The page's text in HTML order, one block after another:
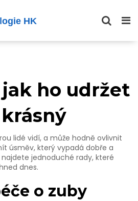
jak ho udržet
lidé vidí, a může hodně ovlivnit
úsměv, který vypadá dobře a
najdete jednoduché rady, které
dnes.
o zuby